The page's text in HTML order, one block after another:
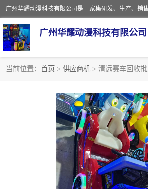
广州华耀动漫科技有限公司
当前位置： 首页 > 供应商机 > 清远赛车回收
电玩
儿童
*机回